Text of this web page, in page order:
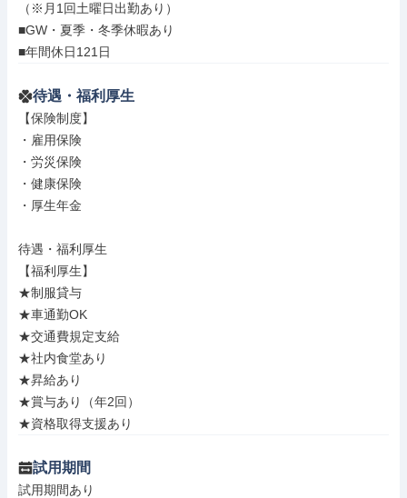
（※月1回土曜日出勤あり）
■GW・夏季・冬季休暇あり
■年間休日121日
待遇・福利厚生
【保険制度】
・雇用保険
・労災保険
・健康保険
・厚生年金
待遇・福利厚生
【福利厚生】
★制服貸与
★車通勤OK
★交通費規定支給
★社内食堂あり
★昇給あり
★賞与あり（年2回）
★資格取得支援あり
試用期間
試用期間あり